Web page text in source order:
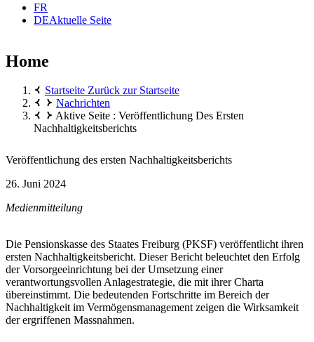
FR
DEAktuelle Seite
Home
Startseite Zurück zur Startseite
Nachrichten
Aktive Seite : Veröffentlichung Des Ersten
Nachhaltigkeitsberichts
Veröffentlichung des ersten Nachhaltigkeitsberichts
26. Juni 2024
Medienmitteilung
Die Pensionskasse des Staates Freiburg (PKSF) veröffentlicht ihren
ersten Nachhaltigkeitsbericht. Dieser Bericht beleuchtet den Erfolg
der Vorsorgeeinrichtung bei der Umsetzung einer
verantwortungsvollen Anlagestrategie, die mit ihrer Charta
übereinstimmt. Die bedeutenden Fortschritte im Bereich der
Nachhaltigkeit im Vermögensmanagement zeigen die Wirksamkeit
der ergriffenen Massnahmen.